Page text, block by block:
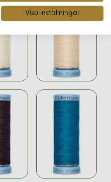
Visa inställningar